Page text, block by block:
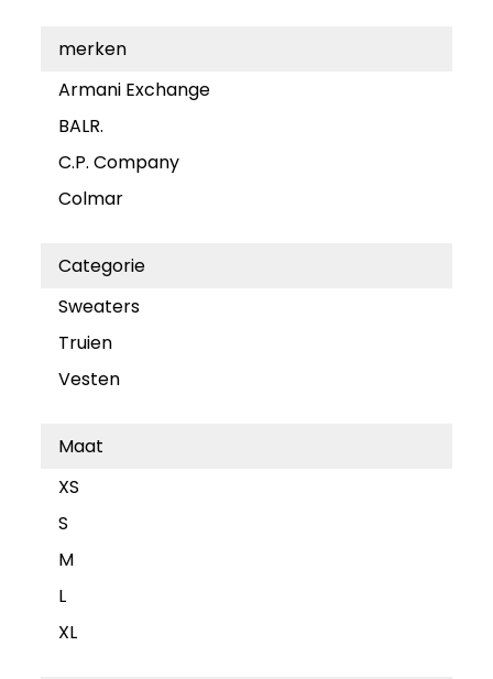
merken
Armani Exchange
BALR.
C.P. Company
Colmar
Categorie
Sweaters
Truien
Vesten
Maat
XS
S
M
L
XL